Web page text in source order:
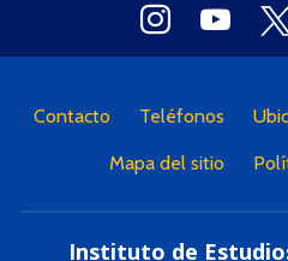
Contacto Teléfonos
Mapa del sitio
Instituto de